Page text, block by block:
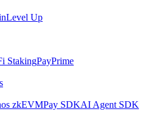
Level Up
StakingPayPrime
zkEVMPay SDKAI Agent SDK